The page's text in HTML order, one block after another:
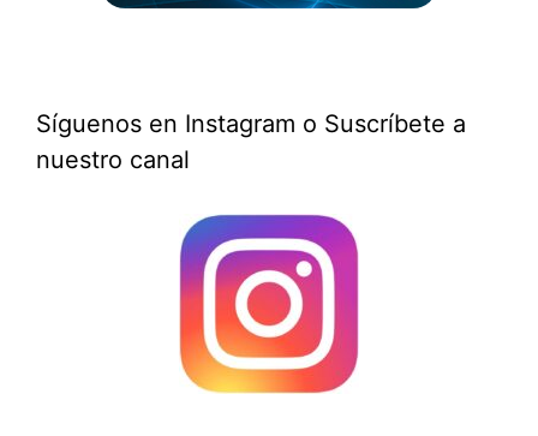
Síguenos en Instagram o Suscríbete a
nuestro canal